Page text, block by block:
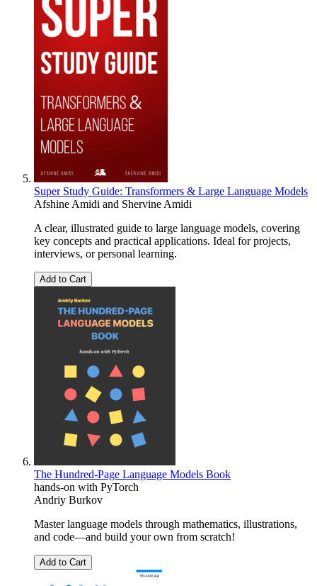
Super Study Guide: Transformers & Large Language Models
Afshine Amidi and Shervine Amidi
A clear, illustrated guide to large language models, covering
key concepts and practical applications. Ideal for projects,
interviews, or personal learning.
Add to Cart
The Hundred-Page Language Models Book
hands-on with PyTorch
Andriy Burkov
Master language models through mathematics, illustrations,
and code―and build your own from scratch!
Add to Cart